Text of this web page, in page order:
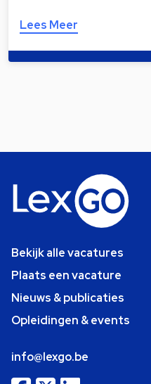
Lees Meer
Bekijk alle vacatures
Plaats een vacature
Nieuws & publicaties
Opleidingen & events
info@lexgo.be